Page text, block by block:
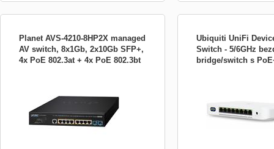
Planet AVS-4210-8HP2X managed
AV switch, 8x1Gb, 2x10Gb SFP+,
4x PoE 802.3at + 4x PoE 802.3bt
protokolů, intuitivní Pro AV webové
rozhraní, Layer 3 routing, IGMP/MLD
snooping pro multicast strea
Ubiquiti UniFi
Switch - 5/6GHz
bridge/switch s
185W PoE výkon s